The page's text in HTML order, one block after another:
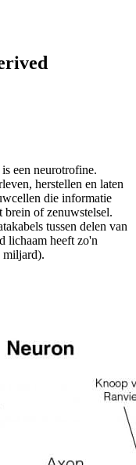
een neurotrofine.
herstellen en laten
die informatie
of zenuwstelsel.
tussen delen van
lichaam heeft zo'n
miljard).